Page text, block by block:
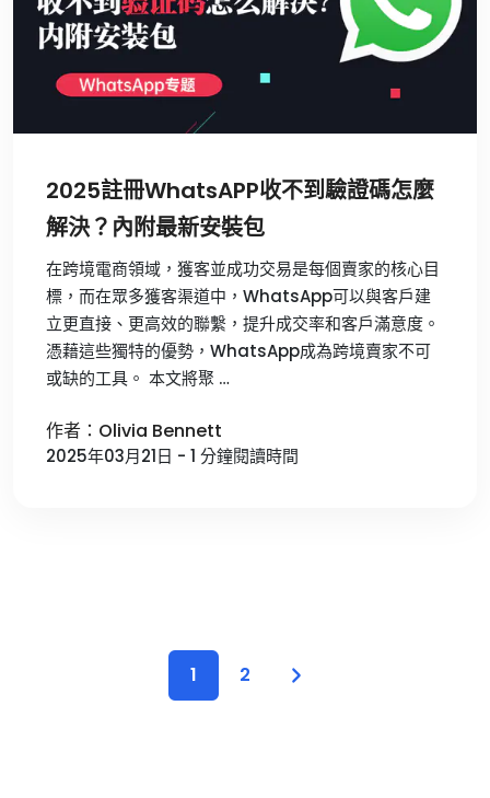
2025註冊WhatsAPP收不到驗證碼怎麼
解決？內附最新安裝包
在跨境電商領域，獲客並成功交易是每個賣家的核心目
標，而在眾多獲客渠道中，WhatsApp可以與客戶建
立更直接、更高效的聯繫，提升成交率和客戶滿意度。
憑藉這些獨特的優勢，WhatsApp成為跨境賣家不可
或缺的工具。 本文將聚 …
作者：Olivia Bennett
2025年03月21日 - 1 分鐘閱讀時間
1 2